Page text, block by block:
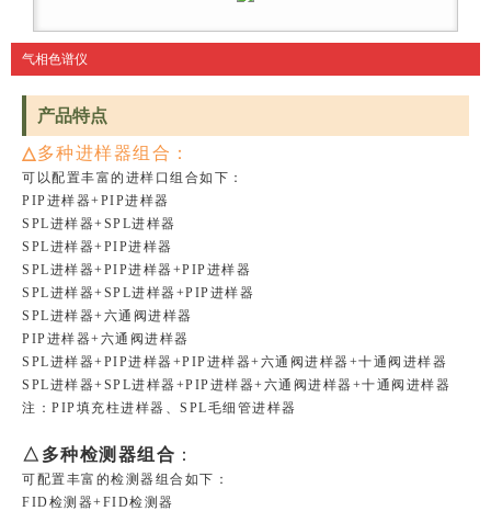
气相色谱仪
产品特点
△多种进样器组合：
可以配置丰富的进样口组合如下：
PIP进样器+PIP进样器
SPL进样器+SPL进样器
SPL进样器+PIP进样器
SPL进样器+PIP进样器+PIP进样器
SPL进样器+SPL进样器+PIP进样器
SPL进样器+六通阀进样器
PIP进样器+六通阀进样器
SPL进样器+PIP进样器+PIP进样器+六通阀进样器+十通阀进样器
SPL进样器+SPL进样器+PIP进样器+六通阀进样器+十通阀进样器
注：PIP填充柱进样器、SPL毛细管进样器
△多种检测器组合 ：
可配置丰富的检测器组合如下：
FID检测器+FID检测器